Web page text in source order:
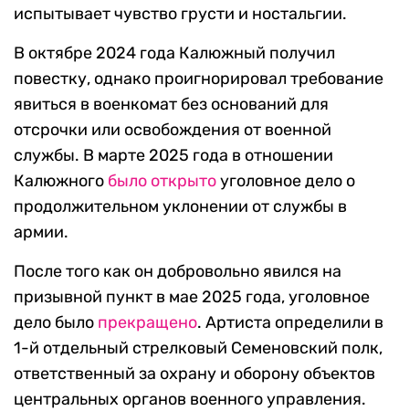
испытывает чувство грусти и ностальгии.
В октябре 2024 года Калюжный получил
повестку, однако проигнорировал требование
явиться в военкомат без оснований для
отсрочки или освобождения от военной
службы. В марте 2025 года в отношении
Калюжного было открытоуголовное дело о
продолжительном уклонении от службы в
армии.
После того как он добровольно явился на
призывной пункт в мае 2025 года, уголовное
дело было прекращено. Артиста определили в
1-й отдельный стрелковый Семеновский полк,
ответственный за охрану и оборону объектов
центральных органов военного управления.